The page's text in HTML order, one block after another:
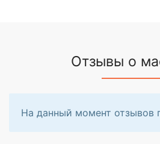
Отзывы о
На данный момент отзывов